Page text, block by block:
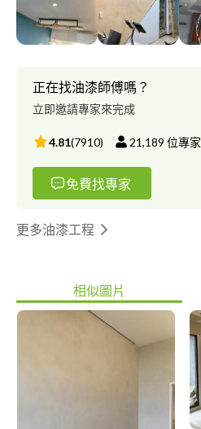
的細心及用心，體驗過就知道！
正在找油漆師傅嗎？
立即邀請專家來完成
4.81(7910) 21,189 位專家
免費找專家
更多油漆工程
相似圖片